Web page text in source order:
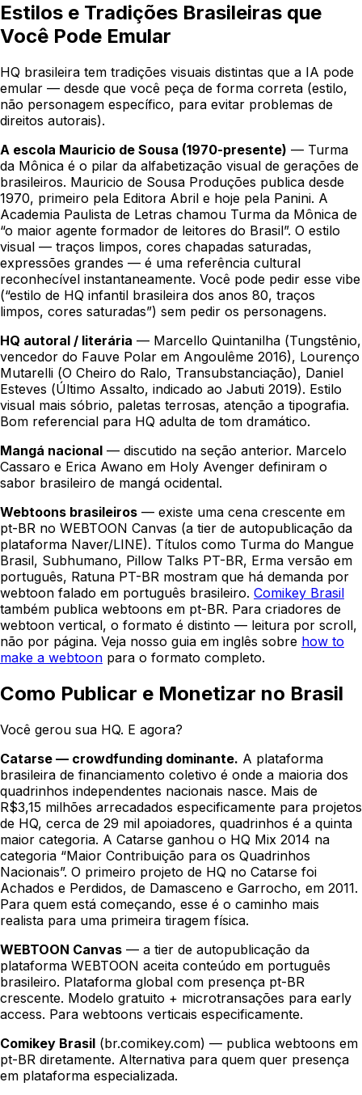
Estilos e Tradições Brasileiras que
Você Pode Emular
HQ brasileira tem tradições visuais distintas que a IA pode
emular — desde que você peça de forma correta (estilo,
não personagem específico, para evitar problemas de
direitos autorais).
A escola Mauricio de Sousa (1970-presente) — Turma
da Mônica é o pilar da alfabetização visual de gerações de
brasileiros. Mauricio de Sousa Produções publica desde
1970, primeiro pela Editora Abril e hoje pela Panini. A
Academia Paulista de Letras chamou Turma da Mônica de
“o maior agente formador de leitores do Brasil”. O estilo
visual — traços limpos, cores chapadas saturadas,
expressões grandes — é uma referência cultural
reconhecível instantaneamente. Você pode pedir esse vibe
(“estilo de HQ infantil brasileira dos anos 80, traços
limpos, cores saturadas”) sem pedir os personagens.
HQ autoral / literária — Marcello Quintanilha (Tungstênio,
vencedor do Fauve Polar em Angoulême 2016), Lourenço
Mutarelli (O Cheiro do Ralo, Transubstanciação), Daniel
Esteves (Último Assalto, indicado ao Jabuti 2019). Estilo
visual mais sóbrio, paletas terrosas, atenção a tipografia.
Bom referencial para HQ adulta de tom dramático.
Mangá nacional — discutido na seção anterior. Marcelo
Cassaro e Erica Awano em Holy Avenger definiram o
sabor brasileiro de mangá ocidental.
Webtoons brasileiros — existe uma cena crescente em
pt-BR no WEBTOON Canvas (a tier de autopublicação da
plataforma Naver/LINE). Títulos como Turma do Mangue
Brasil, Subhumano, Pillow Talks PT-BR, Erma versão em
português, Ratuna PT-BR mostram que há demanda por
webtoon falado em português brasileiro. Comikey Brasil
também publica webtoons em pt-BR. Para criadores de
webtoon vertical, o formato é distinto — leitura por scroll,
não por página. Veja nosso guia em inglês sobre how to
make a webtoon para o formato completo.
Como Publicar e Monetizar no Brasil
Você gerou sua HQ. E agora?
Catarse — crowdfunding dominante. A plataforma
brasileira de financiamento coletivo é onde a maioria dos
quadrinhos independentes nacionais nasce. Mais de
R$3,15 milhões arrecadados especificamente para projetos
de HQ, cerca de 29 mil apoiadores, quadrinhos é a quinta
maior categoria. A Catarse ganhou o HQ Mix 2014 na
categoria “Maior Contribuição para os Quadrinhos
Nacionais”. O primeiro projeto de HQ no Catarse foi
Achados e Perdidos, de Damasceno e Garrocho, em 2011.
Para quem está começando, esse é o caminho mais
realista para uma primeira tiragem física.
WEBTOON Canvas — a tier de autopublicação da
plataforma WEBTOON aceita conteúdo em português
brasileiro. Plataforma global com presença pt-BR
crescente. Modelo gratuito + microtransações para early
access. Para webtoons verticais especificamente.
Comikey Brasil (br.comikey.com) — publica webtoons em
pt-BR diretamente. Alternativa para quem quer presença
em plataforma especializada.